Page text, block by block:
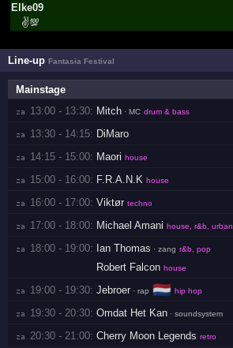
Elke09
✌️💯
Line-upFantasia Festival
Mainstage
za 13:00 - 13:30: Mitch · MC drum & bass
za 13:30 - 14:15: DiMaro
za 14:15 - 15:00: Maori house
za 15:00 - 16:00: F.R.A.N.K house
za 16:00 - 17:00: Viktør techno
za 17:00 - 18:00: Michael Amani house, r&b, urban
za 18:00 - 19:00: Ian Thomas · zang r&b, pop
Robert Falcon house
za 19:00 - 19:30: Jebroer · rap 🇳🇱 hip hop
za 19:30 - 20:30: Omdat Het Kan · soundsystem
za 20:30 - 21:00: Cherry Moon Legends retro